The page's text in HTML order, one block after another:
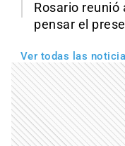
Rosario
pensar el
Ver todas las